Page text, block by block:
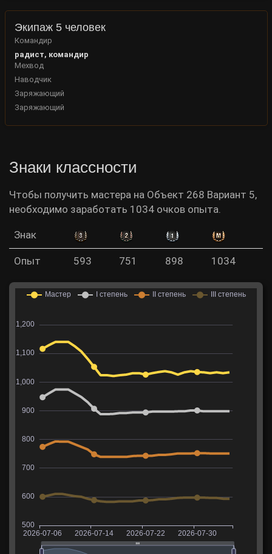
Экипаж 5 человек
Командир
радист, командир
Мехвод
Наводчик
Заряжающий
Заряжающий
Знаки классности
Чтобы получить мастера на Объект 268 Вариант 5,
необходимо заработать 1034 очков опыта.
Знак
Опыт 593 751 898 1034